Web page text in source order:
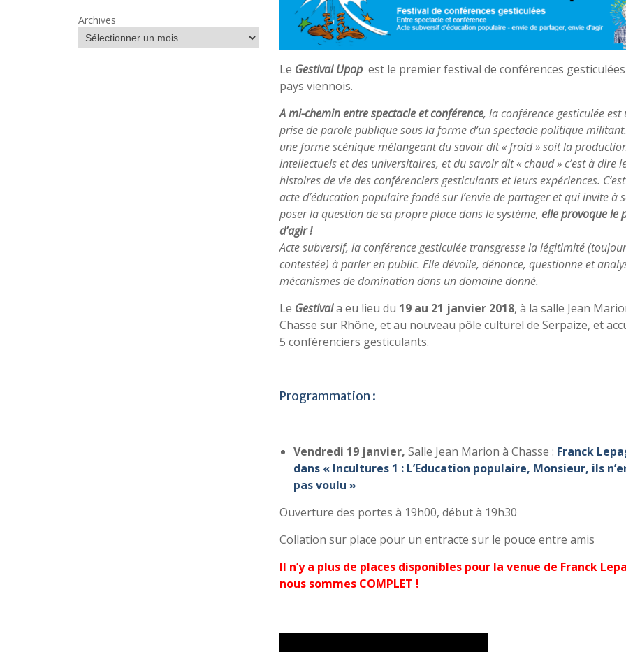
Le Gestival Upop est le premier festival de conférences
pays viennois.
A mi-chemin entre spectacle et conférence, la conférence gesticulée est
prise de parole publique sous la forme d’un spectacle politique militant.
une forme scénique mélangeant du savoir dit « froid » soit la
intellectuels et des universitaires, et du savoir dit « chaud » c’est à dire
histoires de vie des conférenciers gesticulants et leurs expériences.
acte d’éducation populaire fondé sur l’envie de partager et qui invite à
poser la question de sa propre place dans le système, elle provoque le
d’agir !
Acte subversif, la conférence gesticulée transgresse la légitimité
contestée) à parler en public. Elle dévoile, dénonce, questionne et
mécanismes de domination dans un domaine donné.
Le Gestivala eu lieu du 19 au 21 janvier 2018, à la salle Jean
Chasse sur Rhône, et au nouveau pôle culturel de Serpaize, et
5 conférenciers gesticulants.
Programmation :
Vendredi 19 janvier, Salle Jean Marion à Chasse : Franck
dans « Incultures 1 : L’Education populaire, Monsieur, ils
pas voulu »
Ouverture des portes à 19h00, début à 19h30
Collation sur place pour un entracte sur le pouce entre amis
Il n’y a plus de places disponibles pour la venue de Franck
nous sommes COMPLET !
Archives